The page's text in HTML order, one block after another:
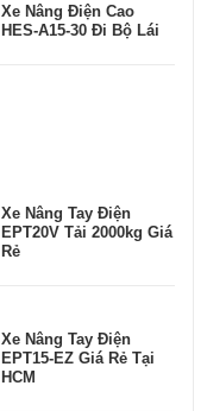
Xe Nâng Điện Cao
HES-A15-30 Đi Bộ Lái
Xe Nâng Tay Điện
EPT20V Tải 2000kg Giá
Rẻ
Xe Nâng Tay Điện
EPT15-EZ Giá Rẻ Tại
HCM